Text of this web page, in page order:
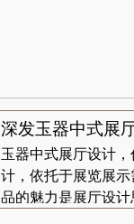
深发玉器中式展
玉器中式展厅设计
计，依托于展览展
品的魅力是展厅设